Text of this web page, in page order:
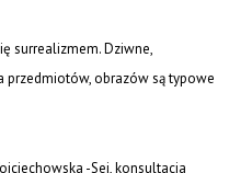
surrealizmem. Dziwne,
przedmiotów, obrazów są typowe
-Sej, konsultacja